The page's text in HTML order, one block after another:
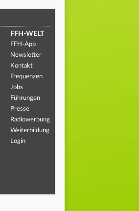
FFH-WELT
FFH-App
Newsletter
Kontakt
Frequenzen
Jobs
Führungen
Presse
Radiowerbung
Weiterbildung
Login